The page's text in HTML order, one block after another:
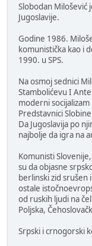
Slobodan Milošević
Jugoslavije.
Godine 1986.
komunistička kao i
1990. u SPS.
Na osmoj sednici
Stambolićevu I
moderni socijalizam
Predstavnici
Da Jugoslavija po
najbolje da igra na
Komunisti
su da objasne
berlinski zid srušen
ostale
od ruskih ljudi na
Poljska,
Srpski i crnogorski